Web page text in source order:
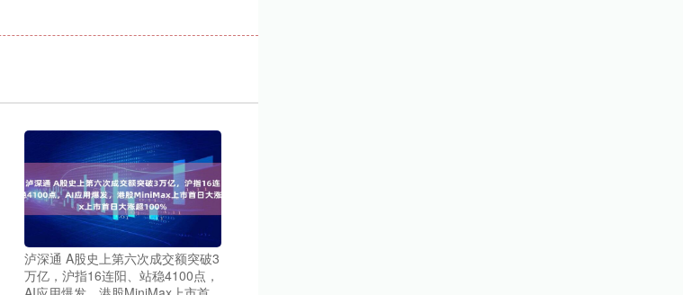
泸深通 A股史上第六次成交额突破3
万亿，沪指16连阳、站稳4100点，